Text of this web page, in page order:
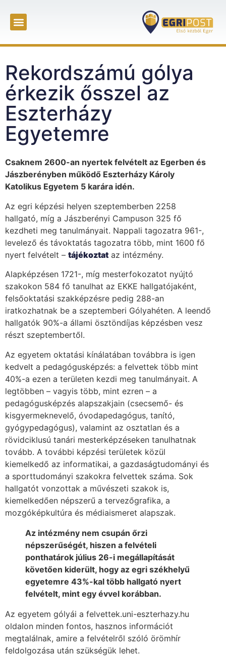
Rekordszámú gólya
érkezik ősszel az
Eszterházy
Egyetemre
Csaknem 2600-an nyertek felvételt az Egerben és
Jászberényben működő Eszterházy Károly
Katolikus Egyetem 5 karára idén.
Az egri képzési helyen szeptemberben 2258
hallgató, míg a Jászberényi Campuson 325 fő
kezdheti meg tanulmányait. Nappali tagozatra 961-,
levelező és távoktatás tagozatra több, mint 1600 fő
nyert felvételt – tájékoztat az intézmény.
Alapképzésen 1721-, míg mesterfokozatot nyújtó
szakokon 584 fő tanulhat az EKKE hallgatójaként,
felsőoktatási szakképzésre pedig 288-an
iratkozhatnak be a szeptemberi Gólyahéten. A leendő
hallgatók 90%-a állami ösztöndíjas képzésben vesz
részt szeptembertől.
Az egyetem oktatási kínálatában továbbra is igen
kedvelt a pedagógusképzés: a felvettek több mint
40%-a ezen a területen kezdi meg tanulmányait. A
legtöbben – vagyis több, mint ezren – a
pedagógusképzés alapszakjain (csecsemő- és
kisgyermeknevelő, óvodapedagógus, tanító,
gyógypedagógus), valamint az osztatlan és a
rövidciklusú tanári mesterképzéseken tanulhatnak
tovább. A további képzési területek közül
kiemelkedő az informatikai, a gazdaságtudományi és
a sporttudományi szakokra felvettek száma. Sok
hallgatót vonzottak a művészeti szakok is,
kiemelkedően népszerű a tervezőgrafika, a
mozgóképkultúra és médiaismeret alapszak.
Az intézmény nem csupán őrzi
népszerűségét, hiszen a felvételi
ponthatárok július 26-i megállapítását
követően kiderült, hogy az egri székhelyű
egyetemre 43%-kal több hallgató nyert
felvételt, mint egy évvel korábban.
Az egyetem gólyái a felvettek.uni-eszterhazy.hu
oldalon minden fontos, hasznos információt
megtalálnak, amire a felvételről szóló örömhír
feldolgozása után szükségük lehet.